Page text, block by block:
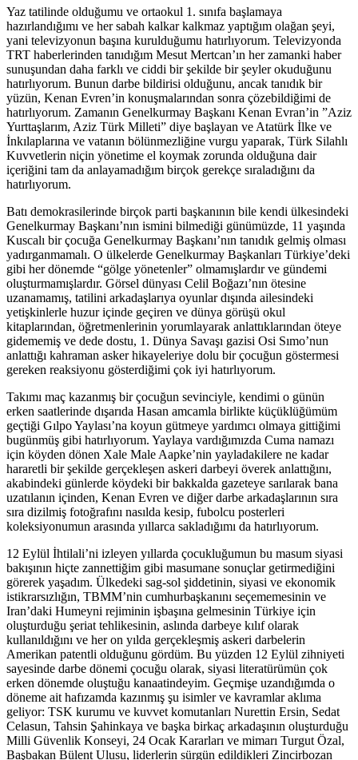
Yaz tatilinde olduğumu ve ortaokul 1. sınıfa başlamaya
hazırlandığımı ve her sabah kalkar kalkmaz yaptığım olağan şeyi,
yani televizyonun başına kurulduğumu hatırlıyorum. Televizyonda
TRT haberlerinden tanıdığım Mesut Mertcan’ın her zamanki haber
sunuşundan daha farklı ve ciddi bir şekilde bir şeyler okuduğunu
hatırlıyorum. Bunun darbe bildirisi olduğunu, ancak tanıdık bir
yüzün, Kenan Evren’in konuşmalarından sonra çözebildiğimi de
hatırlıyorum. Zamanın Genelkurmay Başkanı Kenan Evran’in ”Aziz
Yurttaşlarım, Aziz Türk Milleti” diye başlayan ve Atatürk İlke ve
İnkılaplarına ve vatanın bölünmezliğine vurgu yaparak, Türk Silahlı
Kuvvetlerin niçin yönetime el koymak zorunda olduğuna dair
içeriğini tam da anlayamadığım birçok gerekçe sıraladığını da
hatırlıyorum.
Batı demokrasilerinde birçok parti başkanının bile kendi ülkesindeki
Genelkurmay Başkanı’nın ismini bilmediği günümüzde, 11 yaşında
Kuscalı bir çocuğa Genelkurmay Başkanı’nın tanıdık gelmiş olması
yadırganmamalı. O ülkelerde Genelkurmay Başkanları Türkiye’deki
gibi her dönemde “gölge yönetenler” olmamışlardır ve gündemi
oluşturmamışlardır. Görsel dünyası Celil Boğazı’nın ötesine
uzanamamış, tatilini arkadaşlarıya oyunlar dışında ailesindeki
yetişkinlerle huzur içinde geçiren ve dünya görüşü okul
kitaplarından, öğretmenlerinin yorumlayarak anlattıklarından öteye
gidememiş ve dede dostu, 1. Dünya Savaşı gazisi Osi Sımo’nun
anlattığı kahraman asker hikayeleriye dolu bir çocuğun göstermesi
gereken reaksiyonu gösterdiğimi çok iyi hatırlıyorum.
Takımı maç kazanmış bir çocuğun sevinciyle, kendimi o günün
erken saatlerinde dışarıda Hasan amcamla birlikte küçüklüğümüm
geçtiği Gılpo Yaylası’na koyun gütmeye yardımcı olmaya gittiğimi
bugünmüş gibi hatırlıyorum. Yaylaya vardığımızda Cuma namazı
için köyden dönen Xale Male Aapke’nin yayladakilere ne kadar
hararetli bir şekilde gerçekleşen askeri darbeyi överek anlattığını,
akabindeki günlerde köydeki bir bakkalda gazeteye sarılarak bana
uzatılanın içinden, Kenan Evren ve diğer darbe arkadaşlarının sıra
sıra dizilmiş fotoğrafını nasılda kesip, fubolcu posterleri
koleksiyonumun arasında yıllarca sakladığımı da hatırlıyorum.
12 Eylül İhtilali’ni izleyen yıllarda çocukluğumun bu masum siyasi
bakışının hiçte zannettiğim gibi masumane sonuçlar getirmediğini
görerek yaşadım. Ülkedeki sag-sol şiddetinin, siyasi ve ekonomik
istikrarsızlığın, TBMM’nin cumhurbaşkanını seçememesinin ve
Iran’daki Humeyni rejiminin işbaşına gelmesinin Türkiye için
oluşturduğu şeriat tehlikesinin, aslında darbeye kılıf olarak
kullanıldığını ve her on yılda gerçekleşmiş askeri darbelerin
Amerikan patentli olduğunu gördüm. Bu yüzden 12 Eylül zihniyeti
sayesinde darbe dönemi çocuğu olarak, siyasi literatürümün çok
erken dönemde oluştuğu kanaatindeyim. Geçmişe uzandığımda o
döneme ait hafızamda kazınmış şu isimler ve kavramlar aklıma
geliyor: TSK kurumu ve kuvvet komutanları Nurettin Ersin, Sedat
Celasun, Tahsin Şahinkaya ve başka birkaç arkadaşının oluşturduğu
Milli Güvenlik Konseyi, 24 Ocak Kararları ve mimarı Turgut Özal,
Başbakan Bülent Ulusu, liderlerin sürgün edildikleri Zincirbozan